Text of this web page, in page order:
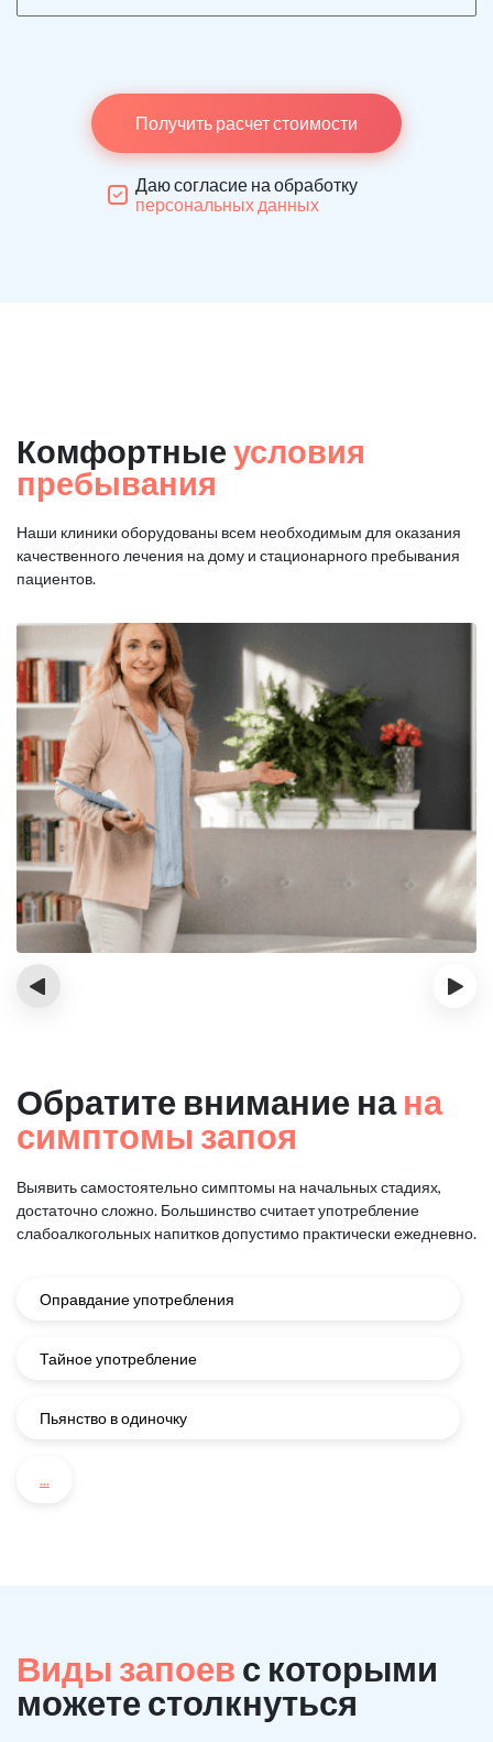
Получить расчет стоимости
Даю согласие на обработку
персональных данных
Комфортные условия
пребывания
Наши клиники оборудованы всем необходимым для оказания
качественного лечения на дому и стационарного пребывания
пациентов.
‹ ›
Обратите внимание нана
симптомы запоя
Выявить самостоятельно симптомы на начальных стадиях,
достаточно сложно. Большинство считает употребление
слабоалкогольных напитков допустимо практически ежедневно.
Оправдание употребления
Тайное употребление
Пьянство в одиночку
...
Виды запоев с которыми
можете столкнуться